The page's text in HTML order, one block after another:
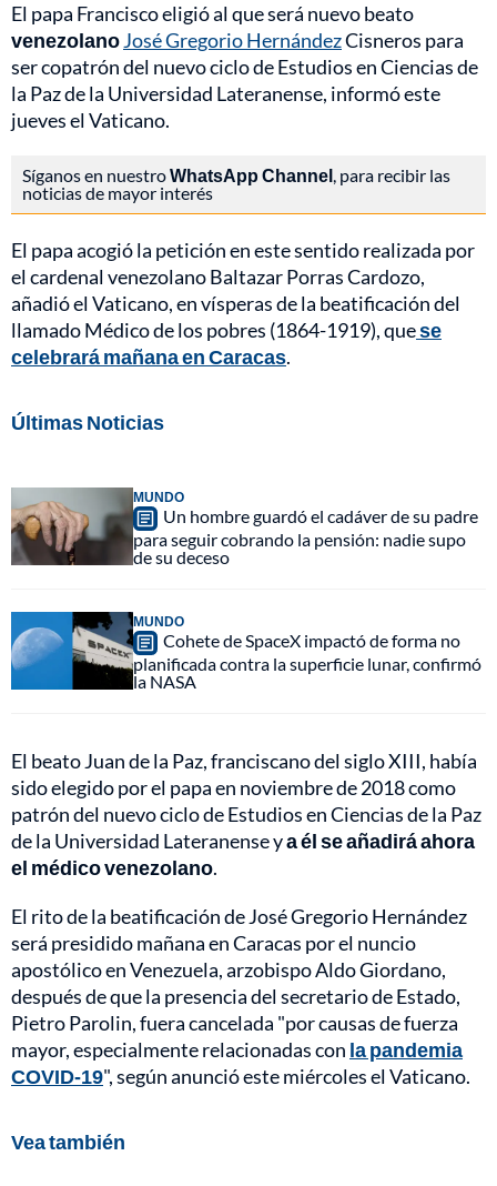
El papa Francisco eligió al que será nuevo beato
venezolanoJosé Gregorio HernándezCisneros para
ser copatrón del nuevo ciclo de Estudios en Ciencias de
la Paz de la Universidad Lateranense, informó este
jueves el Vaticano.
Síganos en nuestroWhatsApp Channel, para recibir las
noticias de mayor interés
El papa acogió la petición en este sentido realizada por
el cardenal venezolano Baltazar Porras Cardozo,
añadió el Vaticano, en vísperas de la beatificación del
llamado Médico de los pobres (1864-1919), quese
celebrará mañana en Caracas.
Últimas Noticias
MUNDO
Un hombre guardó el cadáver de su padre
para seguir cobrando la pensión: nadie supo
de su deceso
MUNDO
Cohete de SpaceX impactó de forma no
planificada contra la superficie lunar, confirmó
la NASA
El beato Juan de la Paz, franciscano del siglo XIII, había
sido elegido por el papa en noviembre de 2018 como
patrón del nuevo ciclo de Estudios en Ciencias de la Paz
de la Universidad Lateranense ya él se añadirá ahora
el médico venezolano.
El rito de la beatificación de José Gregorio Hernández
será presidido mañana en Caracas por el nuncio
apostólico en Venezuela, arzobispo Aldo Giordano,
después de que la presencia del secretario de Estado,
Pietro Parolin, fuera cancelada "por causas de fuerza
mayor, especialmente relacionadas con la pandemia
COVID-19", según anunció este miércoles el Vaticano.
Vea también